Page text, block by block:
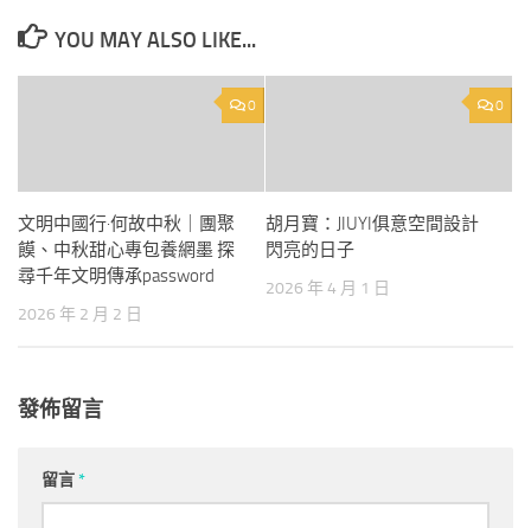
YOU MAY ALSO LIKE...
0
文明中國行·何故中秋｜團聚
饃、中秋甜心專包養網墨 探
尋千年文明傳承password
2026 年 2 月 2 日
0
胡月寶：JIUYI俱意空間設計
閃亮的日子
2026 年 4 月 1 日
發佈留言
留言*